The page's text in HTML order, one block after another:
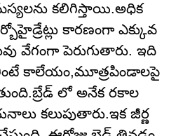
కలిగిస్తాయి.అధిక
కారణంగా ఎక్కువ
వేగంగా పెరుగుతారు. ఇది
కాలేయం,మూత్రపిండాలపై
లో అనేక రకాల
కలుపుతారు.ఇక జీర్ణ